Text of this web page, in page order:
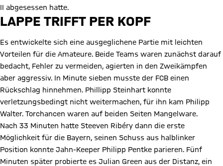
II abgesessen hatte.
LAPPE TRIFFT PER KOPF
Es entwickelte sich eine ausgeglichene Partie mit leichten
Vorteilen für die Amateure. Beide Teams waren zunächst darauf
bedacht, Fehler zu vermeiden, agierten in den Zweikämpfen
aber aggressiv. In Minute sieben musste der FCB einen
Rückschlag hinnehmen. Phillipp Steinhart konnte
verletzungsbedingt nicht weitermachen, für ihn kam Philipp
Walter. Torchancen waren auf beiden Seiten Mangelware.
Nach 33 Minuten hatte Steeven Ribéry dann die erste
Möglichkeit für die Bayern, seinen Schuss aus halblinker
Position konnte Jahn-Keeper Philipp Pentke parieren. Fünf
Minuten später probierte es Julian Green aus der Distanz, ein